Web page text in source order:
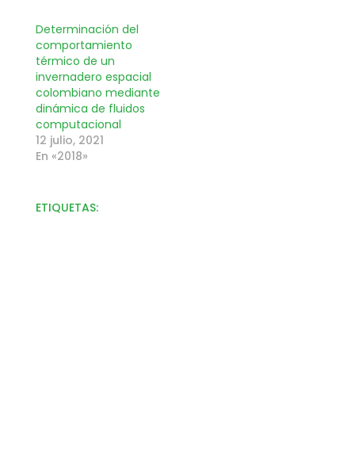
Determinación del
comportamiento
térmico de un
invernadero espacial
colombiano mediante
dinámica de fluidos
computacional
12 julio, 2021
En «2018»
ETIQUETAS: